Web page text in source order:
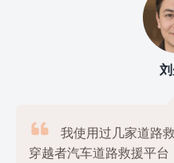

我使用过几家道路
穿越者汽车道路救援平